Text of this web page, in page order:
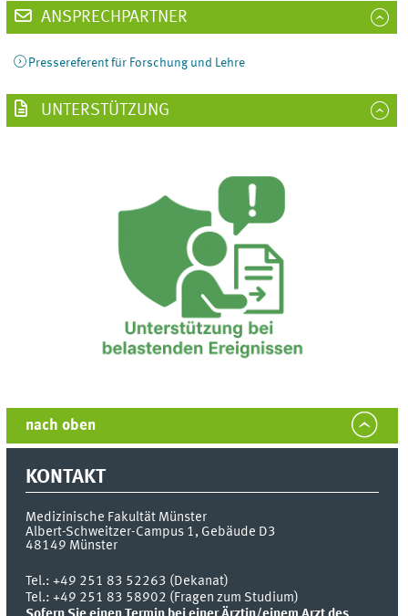
ANSPRECHPARTNER
Pressereferent für Forschung und Lehre
UNTERSTÜTZUNG
nach oben
KONTAKT
Medizinische Fakultät Münster
Albert-Schweitzer-Campus 1, Gebäude D3
48149 Münster
Tel.:+49 251 83 52263 (Dekanat)
Tel.: +49 251 83 58902 (Fragen zum Studium)